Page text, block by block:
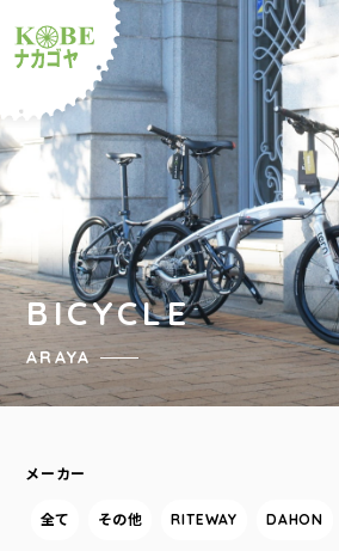
ルショップナカゴ
BICYCLE
ARAYA
メーカー
全て その他 RITEWAY DAHON